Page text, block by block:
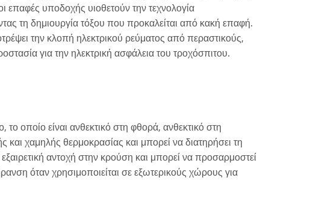
υποδοχής υιοθετούν την τεχνολογία
τη δημιουργία τόξου που προκαλείται από κακή επαφή.
την κλοπή ηλεκτρικού ρεύματος από περαστικούς,
για την ηλεκτρική ασφάλεια του τροχόσπιτου.
οποίο είναι ανθεκτικό στη φθορά, ανθεκτικό στη
χαμηλής θερμοκρασίας και μπορεί να διατηρήσει τη
αντοχή στην κρούση και μπορεί να προσαρμοστεί
όταν χρησιμοποιείται σε εξωτερικούς χώρους για